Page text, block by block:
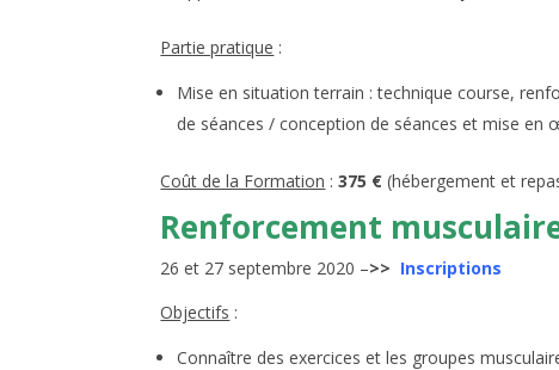
Partie pratique :
Mise en situation terrain : technique course,
de séances / conception de séances et mise en
Coût de la Formation :375 € (hébergement et
Renforcement
26 et 27 septembre 2020 –>> Inscriptions
Objectifs :
Connaître des exercices et les groupes